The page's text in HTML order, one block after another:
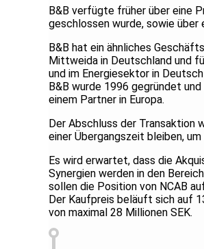
B&B verfügte früher über eine
geschlossen wurde, sowie
B&B hat ein ähnliches
Mittweida in Deutschland und
und im Energiesektor in
B&B wurde 1996 gegründet
einem Partner in Europa.
Der Abschluss der Transaktion
einer Übergangszeit bleiben,
Es wird erwartet, dass die
Synergien werden in den
sollen die Position von NCAB
Der Kaufpreis beläuft sich auf
von maximal 28 Millionen SEK.